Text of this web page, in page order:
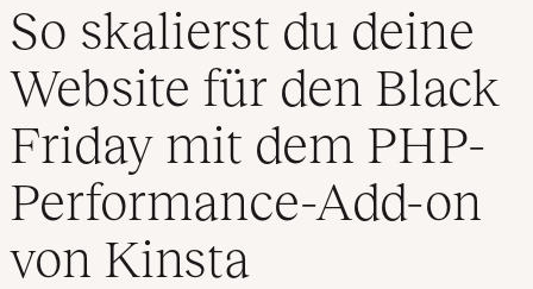
Kontakt
So skalierst du deine
Website für den Black
Friday mit dem PHP-
Performance-Add-on
von Kinsta